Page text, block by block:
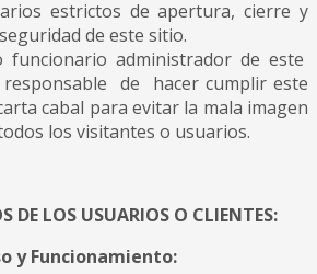
estrictos de apertura, cierre y
de este sitio.
funcionario administrador de este
de hacer cumplir este
cabal para evitar la mala imagen
los visitantes o usuarios.
DE LOS USUARIOS O CLIENTES:
y Funcionamiento: